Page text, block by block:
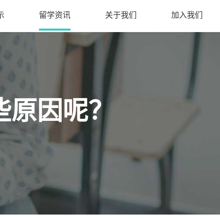
留学资讯 关于我们 加入我们
原因呢？